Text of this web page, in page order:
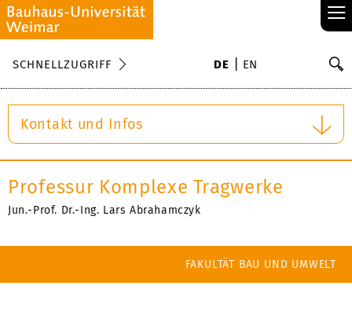
≡
SCHNELLZUGRIFF DE EN
Kontakt und Infos
Professur Komplexe Tragwerke
Jun.-Prof. Dr.-Ing. Lars Abrahamczyk
FAKULTÄT BAU UND UMWELT